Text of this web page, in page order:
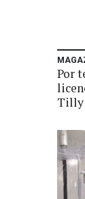
Por
Tilly